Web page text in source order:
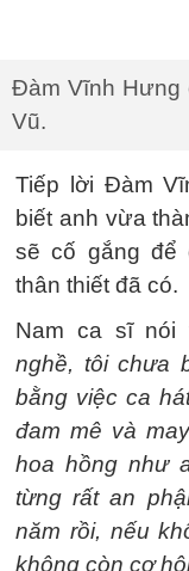
Đàm Vĩnh Hưng
Vũ.
Tiếp lời Đàm
biết anh vừa
sẽ cố gắng để
thân thiết đã có.
Nam ca sĩ nói
nghề, tôi chưa
bằng việc ca
đam mê và
hoa hồng như
từng rất an
năm rồi, nếu
không còn cơ